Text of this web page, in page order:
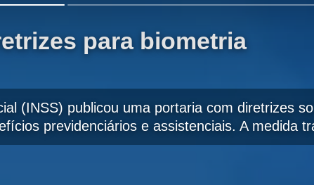
para biometria
(INSS) publicou uma portaria com diretrizes
previdenciários e assistenciais. A medida